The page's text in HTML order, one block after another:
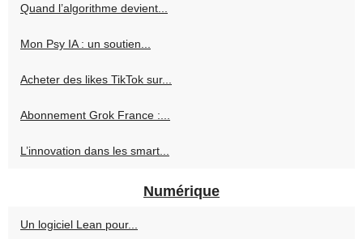
Quand l’algorithme devient...
Mon Psy IA : un soutien...
Acheter des likes TikTok sur...
Abonnement Grok France :...
L’innovation dans les smart...
Numérique
Un logiciel Lean pour...